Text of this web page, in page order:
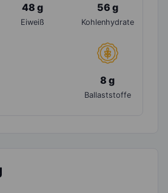
48 g
Eiweiß
56 g
Kohlenhydrate
8 g
Ballaststoffe